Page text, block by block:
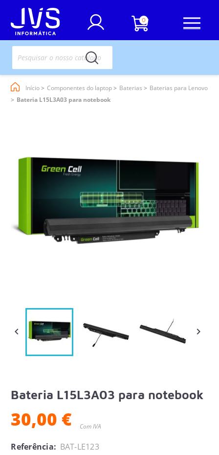
0
Início Componentes do laptop Baterias
Baterias para Lenovo
Bateria L15L3A03 para notebook
 
Bateria L15L3A03 para notebook
30,00 € Com IVA
Referência: BAT-LE123